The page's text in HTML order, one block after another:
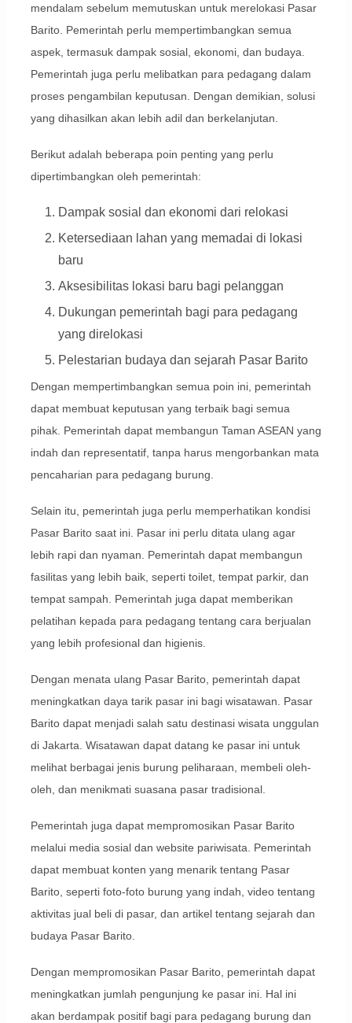
mendalam sebelum memutuskan untuk merelokasi Pasar
Barito. Pemerintah perlu mempertimbangkan semua
aspek, termasuk dampak sosial, ekonomi, dan budaya.
Pemerintah juga perlu melibatkan para pedagang dalam
proses pengambilan keputusan. Dengan demikian, solusi
yang dihasilkan akan lebih adil dan berkelanjutan.
Berikut adalah beberapa poin penting yang perlu
dipertimbangkan oleh pemerintah:
Dampak sosial dan ekonomi dari relokasi
Ketersediaan lahan yang memadai di lokasi
baru
Aksesibilitas lokasi baru bagi pelanggan
Dukungan pemerintah bagi para pedagang
yang direlokasi
Pelestarian budaya dan sejarah Pasar Barito
Dengan mempertimbangkan semua poin ini, pemerintah
dapat membuat keputusan yang terbaik bagi semua
pihak. Pemerintah dapat membangun Taman ASEAN yang
indah dan representatif, tanpa harus mengorbankan mata
pencaharian para pedagang burung.
Selain itu, pemerintah juga perlu memperhatikan kondisi
Pasar Barito saat ini. Pasar ini perlu ditata ulang agar
lebih rapi dan nyaman. Pemerintah dapat membangun
fasilitas yang lebih baik, seperti toilet, tempat parkir, dan
tempat sampah. Pemerintah juga dapat memberikan
pelatihan kepada para pedagang tentang cara berjualan
yang lebih profesional dan higienis.
Dengan menata ulang Pasar Barito, pemerintah dapat
meningkatkan daya tarik pasar ini bagi wisatawan. Pasar
Barito dapat menjadi salah satu destinasi wisata unggulan
di Jakarta. Wisatawan dapat datang ke pasar ini untuk
melihat berbagai jenis burung peliharaan, membeli oleh-
oleh, dan menikmati suasana pasar tradisional.
Pemerintah juga dapat mempromosikan Pasar Barito
melalui media sosial dan website pariwisata. Pemerintah
dapat membuat konten yang menarik tentang Pasar
Barito, seperti foto-foto burung yang indah, video tentang
aktivitas jual beli di pasar, dan artikel tentang sejarah dan
budaya Pasar Barito.
Dengan mempromosikan Pasar Barito, pemerintah dapat
meningkatkan jumlah pengunjung ke pasar ini. Hal ini
akan berdampak positif bagi para pedagang burung dan